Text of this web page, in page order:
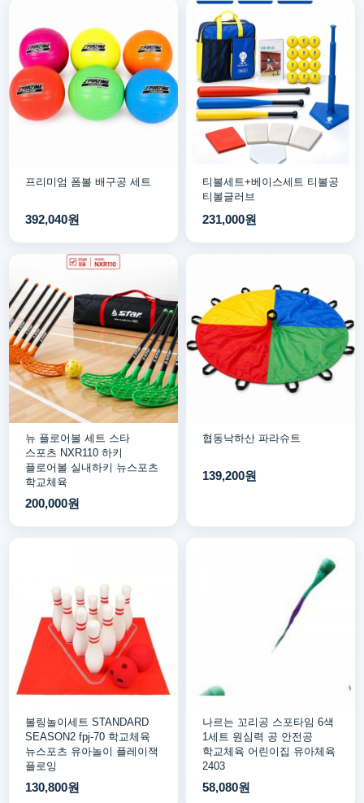
프리미엄 폼볼 배구공 세트
392,040원
티볼세트+베이스세트 티볼공
티볼글러브
231,000원
뉴 플로어볼 세트 스타
스포츠 NXR110 하키
플로어볼 실내하키 뉴스포츠
학교체육
200,000원
협동낙하산 파라슈트
139,200원
볼링놀이세트 STANDARD
SEASON2 fpj-70 학교체육
뉴스포츠 유아놀이 플레이잭
플로잉
130,800원
나르는 꼬리공 스포타임 6색
1세트 원심력 공 안전공
학교체육 어린이집 유아체육
2403
58,080원